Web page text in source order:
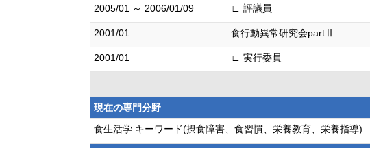
2005/01 ～ 2006/01/09 ∟ 評議員
2001/01 食行動異常研究会partⅡ
2001/01 ∟ 実行委員
現在の専門分野
食生活学 キーワード(摂食障害、食習慣、栄養教育、栄養指導)